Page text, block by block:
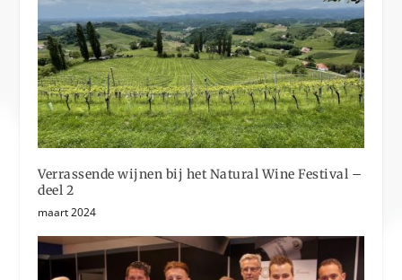
Verrassende wijnen bij het Natural Wine Festival –
deel 2
maart 2024